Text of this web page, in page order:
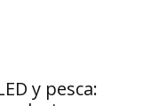
y pesca: